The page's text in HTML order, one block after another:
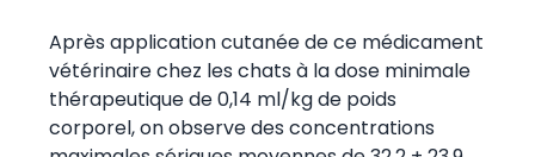
Après application cutanée de ce médicament
vétérinaire chez les chats à la dose minimale
thérapeutique de 0,14 ml/kg de poids
corporel, on observe des concentrations